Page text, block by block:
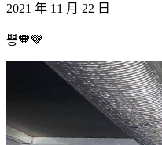
2021 年 11 月 22 日
뿅🧡🤎